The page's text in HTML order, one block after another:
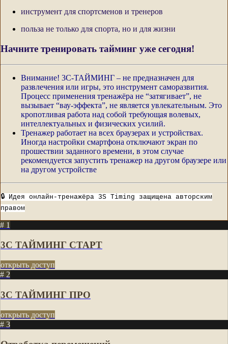
инструмент для спортсменов и тренеров
польза не только для спорта, но и для жизни
Начните тренировать тайминг уже сегодня!
Внимание! 3С-ТАЙМИНГ – не предназначен для
развлечения или игры, это инструмент саморазвития.
Процесс применения тренажёра не “затягивает”, не
вызывает “вау-эффекта”, не является увлекательным. Это
кропотливая работа над собой требующая волевых,
интеллектуальных и физических усилий.
Тренажер работает на всех браузерах и устройствах.
Иногда настройки смартфона отключают экран по
прошествии заданного времени, в этом случае
рекомендуется запустить тренажер на другом браузере или
на другом устройстве
🔒 Идея онлайн-тренажёра 3S Timing защищена авторским
правом
# 1
3С ТАЙМИНГ СТАРТ
открыть доступ
# 2
3С ТАЙМИНГ ПРО
открыть доступ
# 3